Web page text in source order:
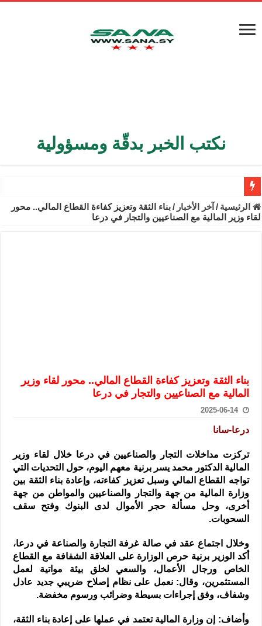
نكتب الخبر بدقّة ومسؤولية
الأمن الداخلي يعثر على مقبرة جماعية في ريف اللاذقية تضم 9 جثامين
الوزير الشيباني يبحث في باريس تعزيز الاستقرار في سوريا
سوريا تبحث مع الإيسيسكو التعاون في البحث العلمي وحماية التراث
الرئيسية / آخر الأخبار /بناء الثقة وتعزيز كفاءة القطاع المالي.. محور
لقاء وزير المالية مع الصناعيين والتجار في درعا
بناء الثقة وتعزيز كفاءة القطاع المالي.. محور لقاء وزير
المالية مع الصناعيين والتجار في درعا
2025-06-14
درعا-سانا
تركزت مداخلات التجار والصناعيين في درعا خلال لقاء وزير
المالية الدكتور محمد يسر برنية معهم اليوم، حول التحديات التي
تواجه القطاع المالي وسبل تعزيز كفاءته، وإعادة بناء الثقة بين
وزارة المالية من جهة والتجار والصناعيين والمواطن من جهة
أخرى، وحل مسألة حجر الأموال لدى البنوك وفتح سقف
السحوبات.
وخلال اجتماع عقد في صالة غرفة التجارة والصناعة في درعا،
أكد الوزير برنية حرص الوزارة على العلاقة الشفافة مع القطاع
الخاص ورجال الأعمال، والسعي لخلق بيئة مواتية لعمل
المستثمرين، وقال: نعمل على نظام إصلاح ضريبي جديد عادل
وشفاف، وفق إجراءات بسيطة وضرائب ورسوم مخفضة.
وأضاف: إن وزارة المالية تعتمد في عملها على إعادة بناء الثقة،